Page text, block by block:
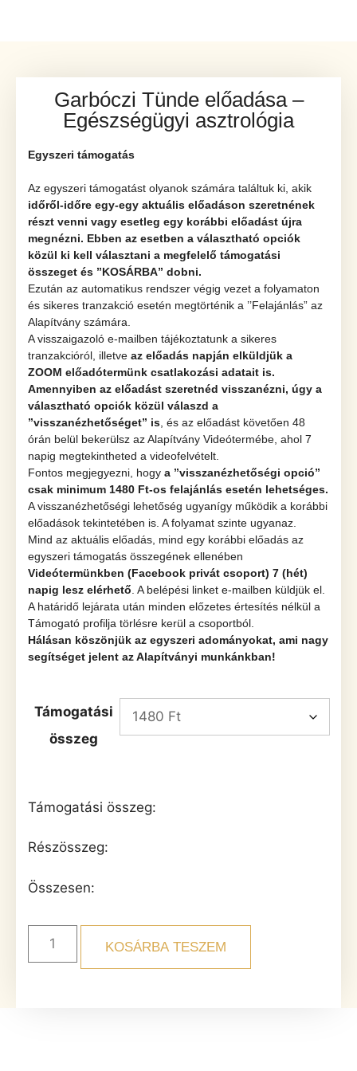
Garbóczi Tünde előadása –
Egészségügyi asztrológia
Egyszeri támogatás
Az egyszeri támogatást olyanok számára találtuk ki, akik
időről-időre egy-egy aktuális előadáson szeretnének
részt venni vagy esetleg egy korábbi előadást újra
megnézni. Ebben az esetben a választható opciók
közül ki kell választani a megfelelő támogatási
összeget és ’’KOSÁRBA” dobni.
Ezután az automatikus rendszer végig vezet a folyamaton
és sikeres tranzakció esetén megtörténik a ’’Felajánlás” az
Alapítvány számára.
A visszaigazoló e-mailben tájékoztatunk a sikeres
tranzakcióról, illetve az előadás napján elküldjük a
ZOOM előadótermünk csatlakozási adatait is.
Amennyiben az előadást szeretnéd visszanézni, úgy a
választható opciók közül válaszd a
’’visszanézhetőséget” is , és az előadást követően 48
órán belül bekerülsz az Alapítvány Videótermébe, ahol 7
napig megtekintheted a videofelvételt.
Fontos megjegyezni, hogy a ’’visszanézhetőségi opció”
csak minimum 1480 Ft-os felajánlás esetén lehetséges.
A visszanézhetőségi lehetőség ugyanígy működik a korábbi
előadások tekintetében is. A folyamat szinte ugyanaz.
Mind az aktuális előadás, mind egy korábbi előadás az
egyszeri támogatás összegének ellenében
Videótermünkben (Facebook privát csoport) 7 (hét)
napig lesz elérhető . A belépési linket e-mailben küldjük el.
A határidő lejárata után minden előzetes értesítés nélkül a
Támogató profilja törlésre kerül a csoportból.
Hálásan köszönjük az egyszeri adományokat, ami nagy
segítséget jelent az Alapítványi munkánkban!
Támogatási
összeg
Támogatási összeg:
Részösszeg:
Összesen:
KOSÁRBA TESZEM